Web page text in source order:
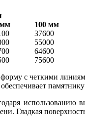
100 мм
37600
55000
64600
75600
с четкими
использованию
Гладкая